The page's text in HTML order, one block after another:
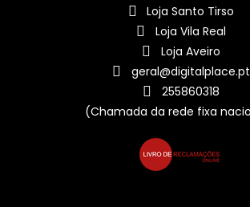
Loja Santo Tirso
Loja Vila Real
Loja Aveiro
geral@digitalplace.pt
255860318
(Chamada da rede fixa